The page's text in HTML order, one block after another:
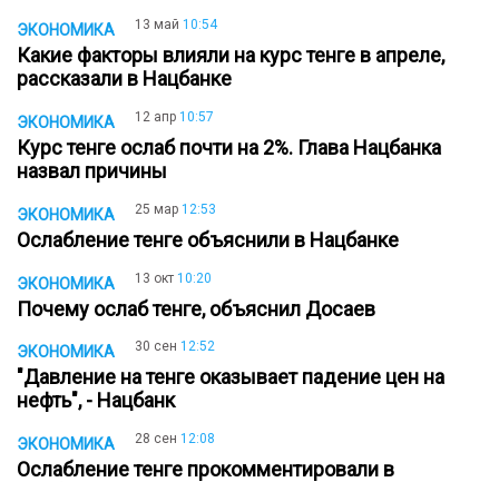
ЭКОНОМИКА 13 май 10:54
Какие факторы влияли на курс тенге в апреле,
рассказали в Нацбанке
ЭКОНОМИКА 12 апр 10:57
Курс тенге ослаб почти на 2%. Глава Нацбанка
назвал причины
ЭКОНОМИКА 25 мар 12:53
Ослабление тенге объяснили в Нацбанке
ЭКОНОМИКА 13 окт 10:20
Почему ослаб тенге, объяснил Досаев
ЭКОНОМИКА 30 сен 12:52
"Давление на тенге оказывает падение цен на
нефть", - Нацбанк
ЭКОНОМИКА 28 сен 12:08
Ослабление тенге прокомментировали в